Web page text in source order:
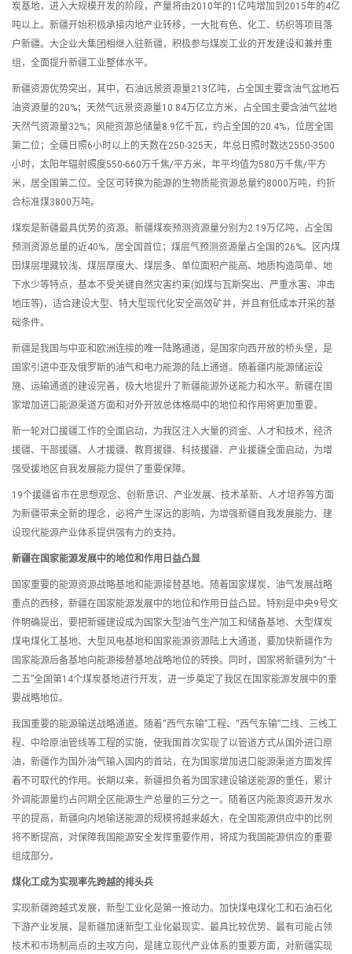
炭基地，进入大规模开发的阶段，产量将由2010年的1亿吨增加到2015年的4亿
吨以上。新疆开始积极承接内地产业转移，一大批有色、化工、纺织等项目落
户新疆。大企业大集团相继入驻新疆，积极参与煤炭工业的开发建设和兼并重
组，全面提升新疆工业整体水平。
新疆资源优势突出，其中，石油远景资源量213亿吨，占全国主要含油气盆地石
油资源量的20%；天然气远景资源量10.84万亿立方米，占全国主要含油气盆地
天然气资源量32%；风能资源总储量8.9亿千瓦，约占全国的20.4%，位居全国
第二位；全疆日照6小时以上的天数在250-325天，年总日照时数达2550-3500
小时，太阳年辐射照度550-660万千焦/平方米，年平均值为580万千焦/平方
米，居全国第二位。全区可转换为能源的生物质能资源总量约8000万吨，约折
合标准煤3800万吨。
煤炭是新疆最具优势的资源。新疆煤炭预测资源量分别为2.19万亿吨，占全国
预测资源总量的近40%，居全国首位；煤层气预测资源量占全国的26%。区内煤
田煤层埋藏较浅、煤层厚度大、煤层多、单位面积产能高、地质构造简单、地
下水少等特点，基本不受关键自然灾害约束(如煤与瓦斯突出、严重水害、冲击
地压等)，适合建设大型、特大型现代化安全高效矿井，并且有低成本开采的基
础条件。
新疆是我国与中亚和欧洲连接的唯一陆路通道，是国家向西开放的桥头堡，是
国家引进中亚及俄罗斯的油气和电力能源的陆上通道。随着疆内能源储运设
施、运输通道的建设完善，极大地提升了新疆能源外送能力和水平。新疆在国
家增加进口能源渠道方面和对外开放总体格局中的地位和作用将更加重要。
新一轮对口援疆工作的全面启动，为我区注入大量的资金、人才和技术，经济
援疆、干部援疆、人才援疆、教育援疆、科技援疆、产业援疆全面启动，为增
强受援地区自我发展能力提供了重要保障。
19个援疆省市在思想观念、创新意识、产业发展、技术革新、人才培养等方面
为新疆带来全新的理念，必将产生深远的影响，为增强新疆自我发展能力、建
设现代能源产业体系提供强有力的支持。
新疆在国家能源发展中的地位和作用日益凸显
国家重要的能源资源战略基地和能源接替基地。随着国家煤炭、油气发展战略
重点的西移，新疆在国家能源发展中的地位和作用日益凸显。特别是中央9号文
件明确提出，要把新疆建设成为国家大型油气生产加工和储备基地、大型煤炭
煤电煤化工基地、大型风电基地和国家能源资源陆上大通道，要加快新疆作为
国家能源后备基地向能源接替基地战略地位的转换。同时，国家将新疆列为“十
二五”全国第14个煤炭基地进行开发，进一步奠定了我区在国家能源发展中的重
要战略地位。
我国重要的能源输送战略通道。随着“西气东输”工程、“西气东输”二线、三线工
程、中哈原油管线等工程的实施，使我国首次实现了以管道方式从国外进口原
油，新疆作为国外油气输入国内的首站，在为国家增加进口能源渠道方面发挥
着不可取代的作用。长期以来，新疆担负着为国家建设输送能源的重任，累计
外调能源量约占同期全区能源生产总量的三分之一。随着区内能源资源开发水
平的提高，新疆向内地输送能源的规模将越来越大，在全国能源供应中的比例
将不断提高，对保障我国能源安全发挥重要作用，将成为我国能源供应的重要
组成部分。
煤化工成为实现率先跨越的排头兵
实现新疆跨越式发展，新型工业化是第一推动力。加快煤电煤化工和石油石化
下游产业发展，是新疆加速新型工业化最现实、最具比较优势、最有可能占领
技术和市场制高点的主攻方向，是建立现代产业体系的重要方面，对新疆实现